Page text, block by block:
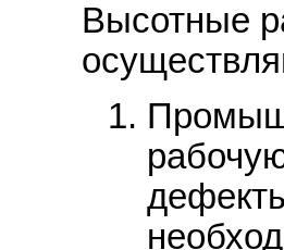
Высотные